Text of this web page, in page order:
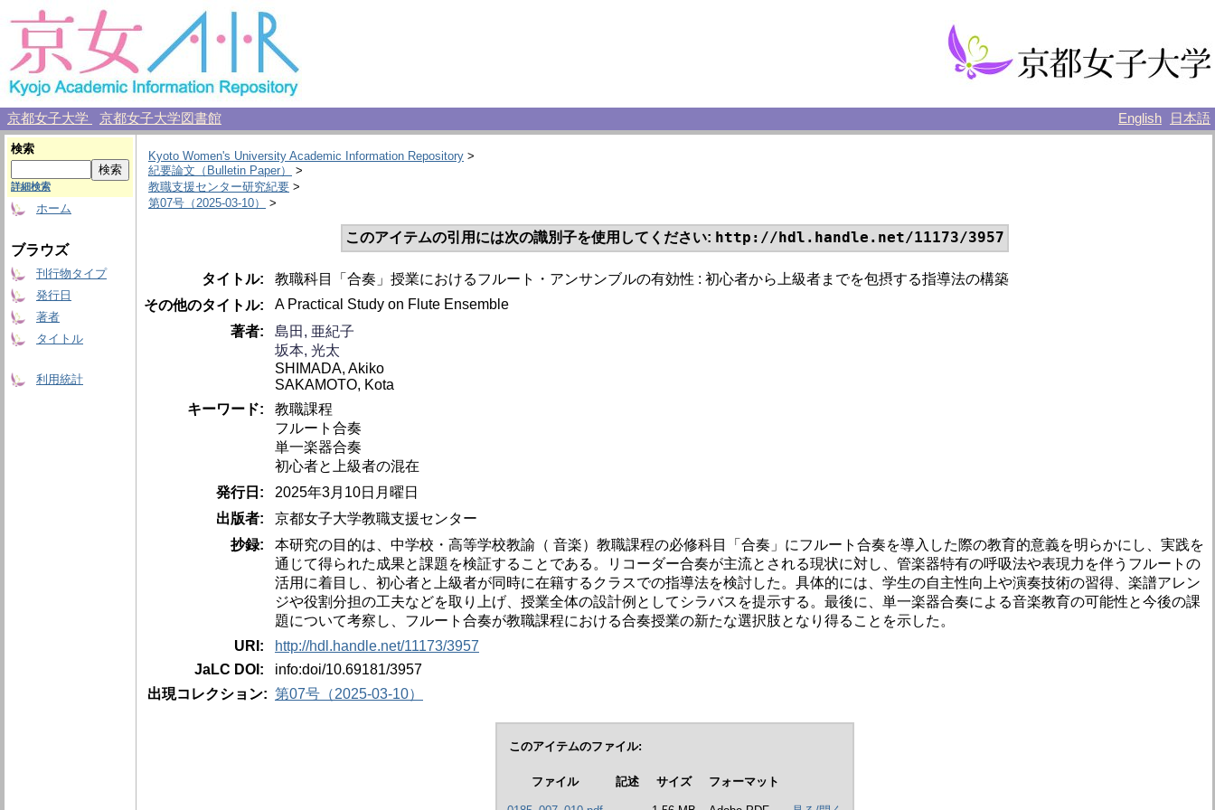
京都女子大学 京都女子大学図書館 English 日本語
検索
詳細検索
ホーム
ブラウズ
刊行物タイプ
発行日
著者
タイトル
利用統計
Kyoto Women's University Academic Information Repository >
紀要論文（Bulletin Paper）
>
教職支援センター研究紀要 >
第07号（2025-03-10）
>
このアイテムの引用には次の識別子を使用してください: http://hdl.handle.net/11173/3957
タイトル:
教職科目「合奏」授業におけるフルート・アンサンブルの有効性 : 初心者から上級者までを包摂する指導法の構築
その他のタイトル:
A Practical Study on Flute Ensemble
著者:
島田, 亜紀子
坂本, 光太
SHIMADA, Akiko
SAKAMOTO, Kota
キーワード:
教職課程
フルート合奏
単一楽器合奏
初心者と上級者の混在
発行日:
2025年3月10日月曜日
出版者:
京都女子大学教職支援センター
抄録:
本研究の目的は、中学校・高等学校教諭（ 音楽）教職課程の必修科目「合奏」にフルート合奏を導入した際の教育的意義を明らかにし、実践を
通じて得られた成果と課題を検証することである。リコーダー合奏が主流とされる現状に対し、管楽器特有の呼吸法や表現力を伴うフルートの
活用に着目し、初心者と上級者が同時に在籍するクラスでの指導法を検討した。具体的には、学生の自主性向上や演奏技術の習得、楽譜アレン
ジや役割分担の工夫などを取り上げ、授業全体の設計例としてシラバスを提示する。最後に、単一楽器合奏による音楽教育の可能性と今後の課
題について考察し、フルート合奏が教職課程における合奏授業の新たな選択肢となり得ることを示した。
URI:
http://hdl.handle.net/11173/3957
JaLC DOI:
info:doi/10.69181/3957
出現コレクション: 第07号（2025-03-10）
このアイテムのファイル:
ファイル 記述 サイズ フォーマット